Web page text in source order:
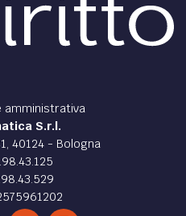
amministrativa
S.r.l.
40124 - Bologna